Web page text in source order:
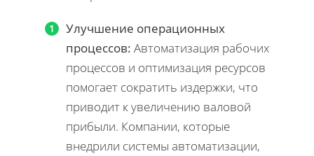
Улучшение операционных
процессов: Автоматизация рабочих
процессов и оптимизация ресурсов
помогает сократить издержки, что
приводит к увеличению валовой
прибыли. Компании, которые
внедрили системы автоматизации,